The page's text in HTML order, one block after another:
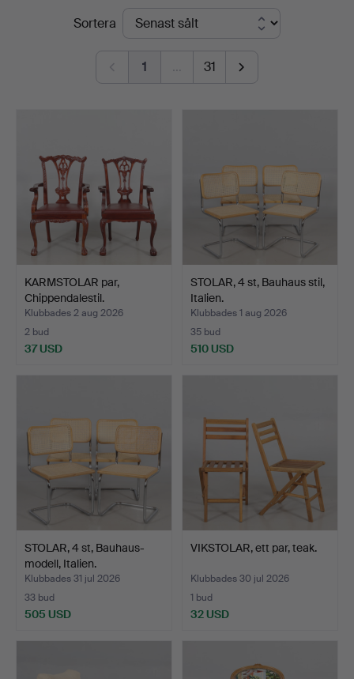
Auktionshall
SlutpriserSortera
1 … 31
KARMSTOLAR par,
Chippendalestil.
Klubbades 2 aug 2026
2 bud
37 USD
STOLAR, 4 st, Bauhaus stil,
Italien.
Klubbades 1 aug 2026
35 bud
510 USD
STOLAR, 4 st, Bauhaus-
modell, Italien.
Klubbades 31 jul 2026
33 bud
505 USD
VIKSTOLAR, ett par, teak.
Klubbades 30 jul 2026
1 bud
32 USD